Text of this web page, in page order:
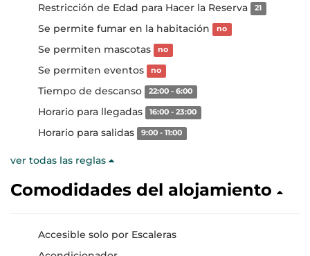
Restricción de Edad para Hacer la Reserva 21
Se permite fumar en la habitación no
Se permiten mascotas no
Se permiten eventos no
Tiempo de descanso 22:00 - 6:00
Horario para llegadas 16:00 - 23:00
Horario para salidas 9:00 - 11:00
ver todas las reglas
Comodidades del alojamiento
Accesible solo por Escaleras